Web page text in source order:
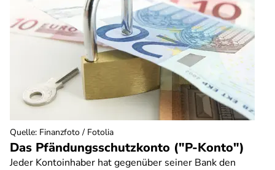
Das Pfändungsschutzkonto ("P-Konto")
Jeder Kontoinhaber hat gegenüber seiner Bank den
Quelle: Finanzfoto / Fotolia